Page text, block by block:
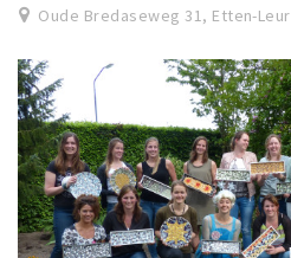
Oude Bredaseweg 31, Etten-Leur